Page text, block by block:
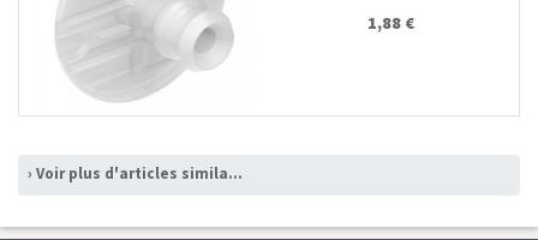
1,88 €
› Voir plus d'articles similaires